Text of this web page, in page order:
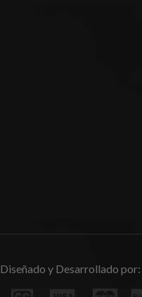
Diseñado y Desarrollado por: